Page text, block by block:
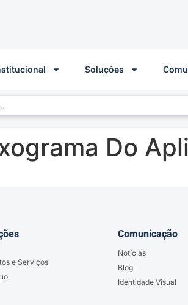
Soluções
Do
e Serviços
Comunicação
Notícias
Blog
Identidade Visual